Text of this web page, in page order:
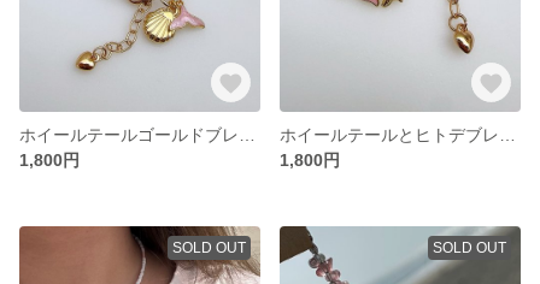
1,800円
1,800円
SOLD OUT SOLD OUT